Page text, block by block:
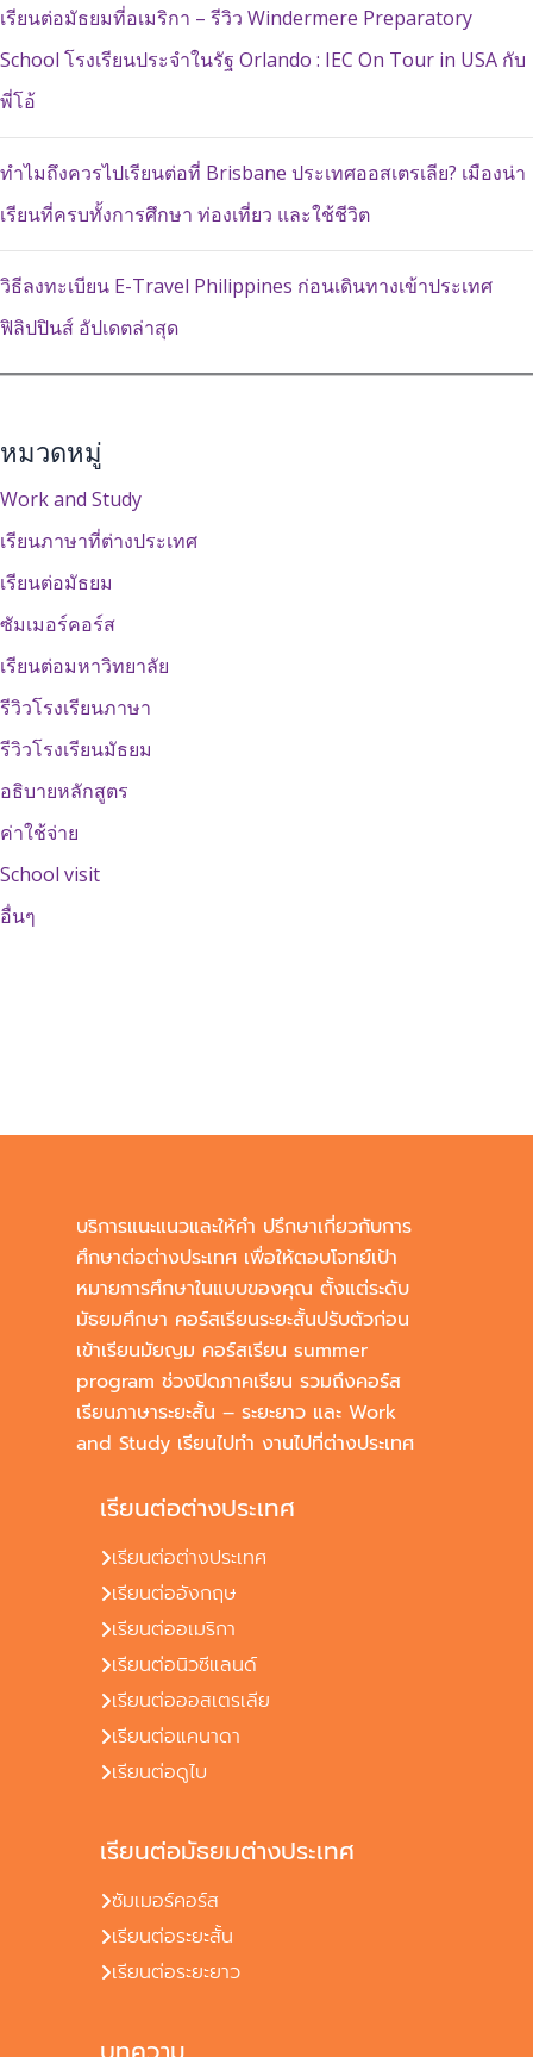
เรียนต่อมัธยมที่อเมริกา – รีวิว Windermere Preparatory
School โรงเรียนประจำในรัฐ Orlando : IEC On Tour in USA กับ
พี่โอ้
ทำไมถึงควรไปเรียนต่อที่ Brisbane ประเทศออสเตรเลีย? เมืองน่า
เรียนที่ครบทั้งการศึกษา ท่องเที่ยว และใช้ชีวิต
วิธีลงทะเบียน E-Travel Philippines ก่อนเดินทางเข้าประเทศ
ฟิลิปปินส์ อัปเดตล่าสุด
หมวดหมู่
Work and Study
เรียนภาษาที่ต่างประเทศ
เรียนต่อมัธยม
ซัมเมอร์คอร์ส
เรียนต่อมหาวิทยาลัย
รีวิวโรงเรียนภาษา
รีวิวโรงเรียนมัธยม
อธิบายหลักสูตร
ค่าใช้จ่าย
School visit
อื่นๆ
บริการแนะแนวและให้คำ ปรึกษาเกี่ยวกับการ
ศึกษาต่อต่างประเทศ เพื่อให้ตอบโจทย์เป้า
หมายการศึกษาในแบบของคุณ ตั้งแต่ระดับ
มัธยมศึกษา คอร์สเรียนระยะสั้นปรับตัวก่อน
เข้าเรียนมัยญม คอร์สเรียน summer
program ช่วงปิดภาคเรียน รวมถึงคอร์ส
เรียนภาษาระยะสั้น – ระยะยาว และ Work
and Study เรียนไปทำ งานไปที่ต่างประเทศ
เรียนต่อต่างประเทศ
เรียนต่อต่างประเทศ
เรียนต่ออังกฤษ
เรียนต่ออเมริกา
เรียนต่อนิวซีแลนด์
เรียนต่อออสเตรเลีย
เรียนต่อแคนาดา
เรียนต่อดูไบ
เรียนต่อมัธยมต่างประเทศ
ซัมเมอร์คอร์ส
เรียนต่อระยะสั้น
เรียนต่อระยะยาว